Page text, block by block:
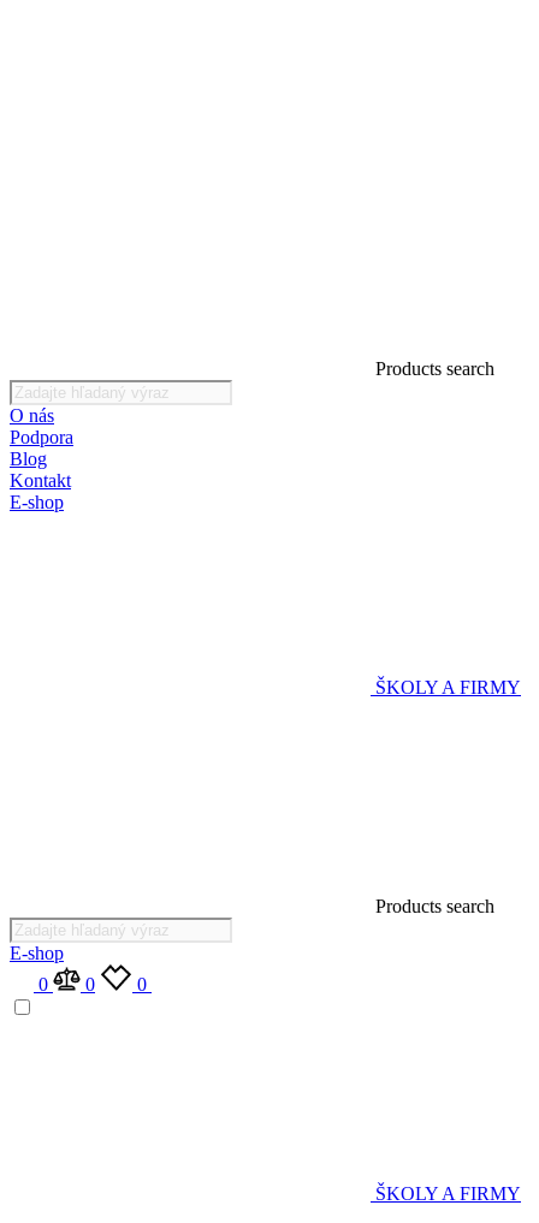
Products search
O nás
Podpora
Blog
Kontakt
E-shop
ŠKOLY A FIRMY
Products search
E-shop
0
0 0
ŠKOLY A FIRMY